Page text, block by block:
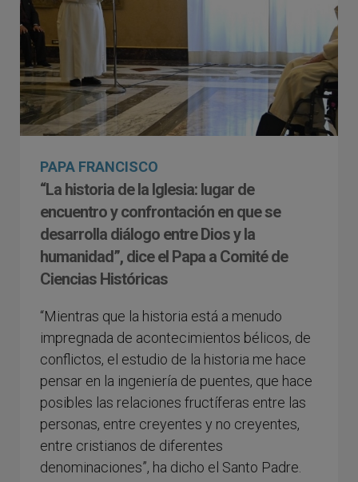
PAPA FRANCISCO
“La historia de la Iglesia: lugar de
encuentro y confrontación en que se
desarrolla diálogo entre Dios y la
humanidad”, dice el Papa a Comité de
Ciencias Históricas
“Mientras que la historia está a menudo
impregnada de acontecimientos bélicos, de
conflictos, el estudio de la historia me hace
pensar en la ingeniería de puentes, que hace
posibles las relaciones fructíferas entre las
personas, entre creyentes y no creyentes,
entre cristianos de diferentes
denominaciones”, ha dicho el Santo Padre.